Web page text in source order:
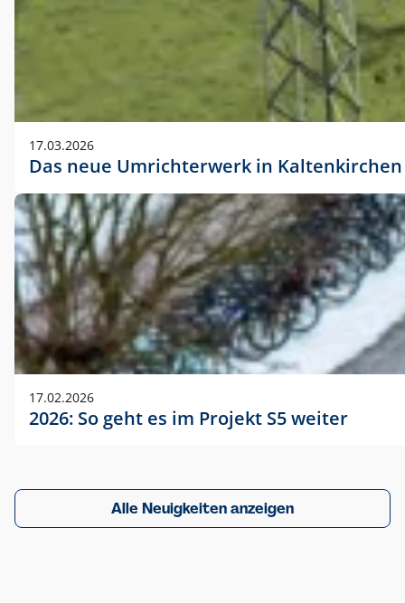
17.03.2026
Das neue Umrichterwerk in Kaltenkirchen
17.02.2026
2026: So geht es im Projekt S5 weiter
Alle Neuigkeiten anzeigen